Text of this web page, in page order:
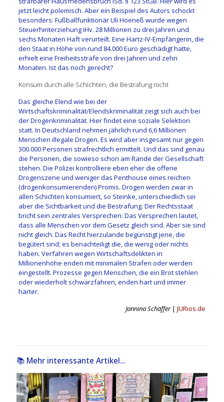
jetzt leicht polemisch. Aber ein Beispiel des Autors schockt
besonders: Fußballfunktionär Uli Hoeneß wurde wegen
Steuerhinterziehung iHv. 28 Millionen zu drei Jahren und
sechs Monaten Haft verurteilt. Eine Hartz-IV-Empfängerin, die
den Staat in Höhe von rund 84.000 Euro geschädigt hatte,
erhielt eine Freiheitsstrafe von drei Jahren und zehn
Monaten. Ist das noch gerecht?
Konsum durch alle Schichten, die Bestrafung nicht
Das gleiche Elend wie bei der
Wirtschaftskriminalität/Elendskriminalität zeigt sich auch bei
der Drogenkriminalität. Hier findet eine soziale Selektion
statt. In Deutschland nehmen jährlich rund 6,6 Millionen
Menschen illegale Drogen. Es wird aber insgesamt nur gegen
300.000 Personen strafrechtlich ermittelt. Und das sind genau
die Personen, die sowieso schon am Rande der Gesellschaft
stehen. Die Polizei kontrolliere eben eher die offene
Drogenszene und weniger das Penthouse eines reichen
(drogenkonsumierenden) Promis. Drogen werden zwar in
allen Schichten konsumiert, so Steinke, unterschiedlich sei
aber die Sichtbarkeit und die Bestrafung. Der Rechtsstaat
bricht sein zentrales Versprechen: Das Versprechen lautet,
dass alle Menschen vor dem Gesetz gleich sind. Aber sie sind
nicht gleich. Das Recht hierzulande begünstigt jene, die
begütert sind; es benachteiligt die, die wenig oder nichts
haben. Verfahren wegen Wirtschaftsdelikten in
Millionenhöhe enden mit minimalen Strafen oder werden
eingestellt. Prozesse gegen Menschen, die ein Brot stehlen
oder wiederholt schwarzfahren, enden hart und immer
härter.
Jannina Schäffer|JURios.de
📚 Mehr interessante Artikel...